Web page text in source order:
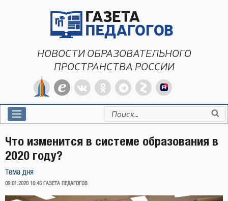
НОВОСТИ ОБРАЗОВАТЕЛЬНОГО
ПРОСТРАНСТВА РОССИИ
Искать:
Что изменится в системе образования в
2020 году?
Тема дня
ОПУБЛИКОВАНО
09.01.2020 10:45 ГАЗЕТА ПЕДАГОГОВ